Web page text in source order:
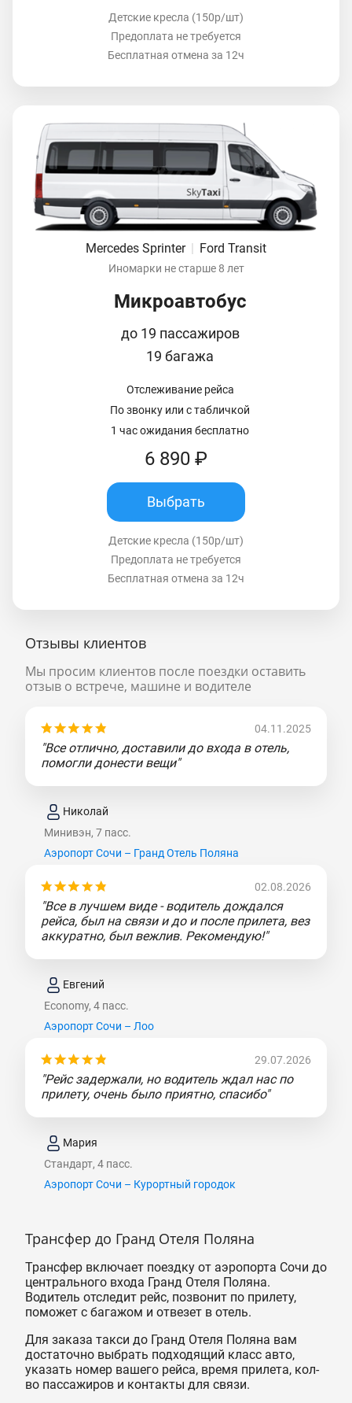
Детские кресла (150р/шт)
Предоплата не требуется
Бесплатная отмена за 12ч
Mercedes Sprinter | Ford Transit
Иномарки не старше 8 лет
Микроавтобус
до 19 пассажиров
19 багажа
Отслеживание рейса
По звонку или с табличкой
1 час ожидания бесплатно
6 890 ₽
Выбрать
Детские кресла (150р/шт)
Предоплата не требуется
Бесплатная отмена за 12ч
Отзывы клиентов
Мы просим клиентов после поездки оставить
отзыв о встрече, машине и водителе
04.11.2025
"Все отлично, доставили до входа в отель,
помогли донести вещи"
Николай
Минивэн, 7 пасс.
Аэропорт Сочи – Гранд Отель Поляна
02.08.2026
"Все в лучшем виде - водитель дождался
рейса, был на связи и до и после прилета, вез
аккуратно, был вежлив. Рекомендую!"
Евгений
Economy, 4 пасс.
Аэропорт Сочи – Лоо
29.07.2026
"Рейс задержали, но водитель ждал нас по
прилету, очень было приятно, спасибо"
Мария
Стандарт, 4 пасс.
Аэропорт Сочи – Курортный городок
Трансфер до Гранд Отеля Поляна
Трансфер включает поездку от аэропорта Сочи до
центрального входа Гранд Отеля Поляна.
Водитель отследит рейс, позвонит по прилету,
поможет с багажом и отвезет в отель.
Для заказа такси до Гранд Отеля Поляна вам
достаточно выбрать подходящий класс авто,
указать номер вашего рейса, время прилета, кол-
во пассажиров и контакты для связи.